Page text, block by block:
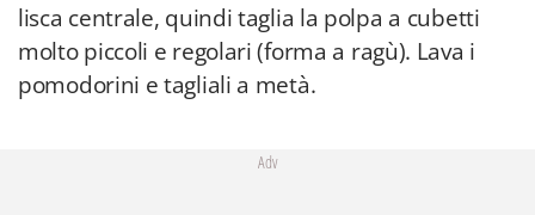
lisca centrale, quindi taglia la polpa a cubetti
molto piccoli e regolari (forma a ragù). Lava i
pomodorini e tagliali a metà.
Adv